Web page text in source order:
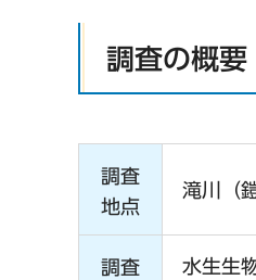
調査の概要
調査
地点
滝川（
調査
水生生